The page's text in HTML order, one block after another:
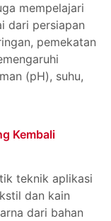
mempelajari
dari persiapan
pemekatan
(pH), suhu,
Kembali
teknik aplikasi
dan kain
dari bahan